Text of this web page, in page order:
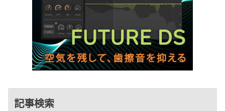
記事検索